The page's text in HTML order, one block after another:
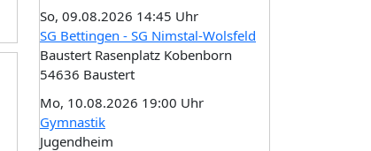
So, 09.08.2026 14:45 Uhr
SG Bettingen - SG Nimstal-Wolsfeld
Baustert Rasenplatz Kobenborn
54636 Baustert
Mo, 10.08.2026 19:00 Uhr
Gymnastik
Jugendheim